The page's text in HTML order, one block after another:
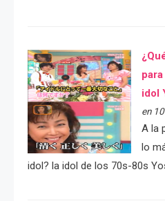
idol
en
A la
lo
idol? la idol de los 70s-80s